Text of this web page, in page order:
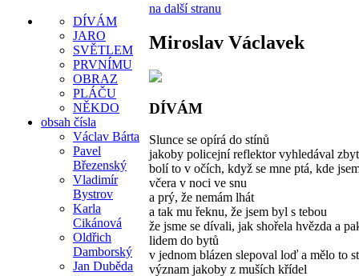
DÍVÁM
JARO
SVĚTLEM
PRVNÍMU
OBRAZ
PLÁČU
NĚKDO
obsah čísla
Václav Bárta
Pavel
Březenský
Vladimír
Bystrov
Karla
Cikánová
Oldřich
Damborský
Jan Duběda
na další stranu
Miroslav Václavek
DÍVÁM
Slunce se opírá do stínů
jakoby policejní reflektor vyhledával
bolí to v očích, když se mne ptá, kde
včera v noci ve snu
a prý, že nemám lhát
a tak mu řeknu, že jsem byl s tebou
že jsme se dívali, jak shořela hvězda a
lidem do bytů
v jednom blázen slepoval loď a mělo to
význam jakoby z muších křídel